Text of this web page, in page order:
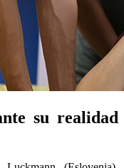
su realidad